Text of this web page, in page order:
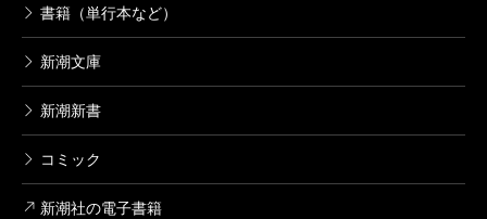
書籍（単行本など）
新潮文庫
新潮新書
コミック
新潮社の電子書籍